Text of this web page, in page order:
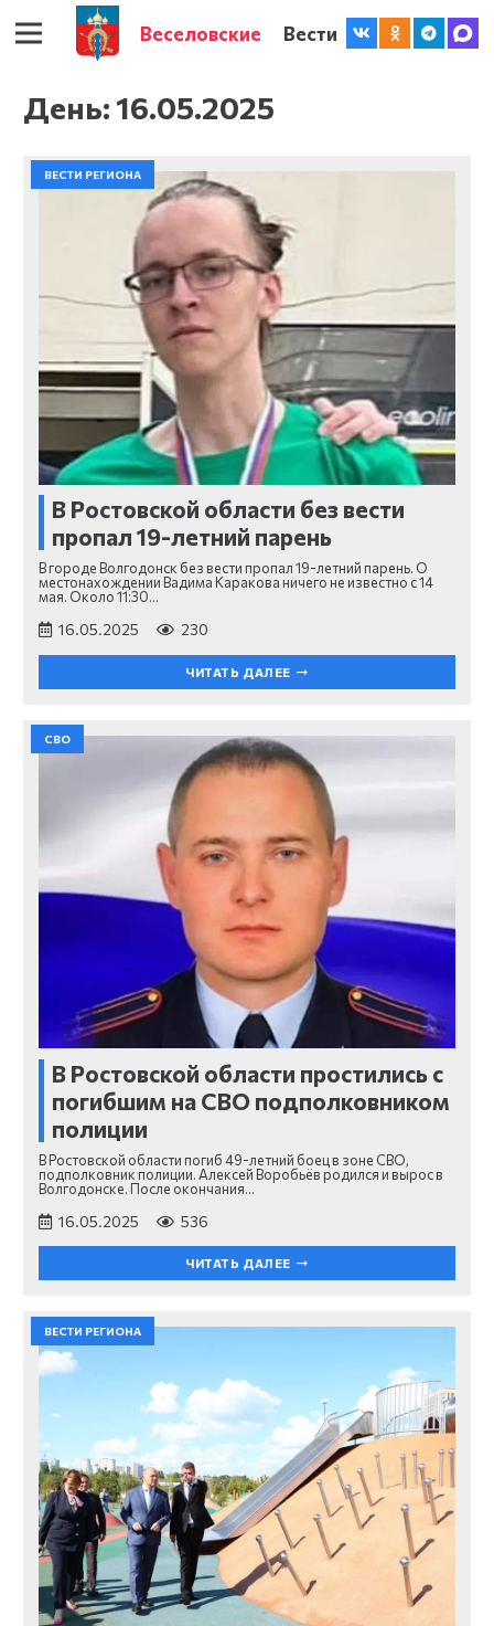
Веселовские Вести
День:16.05.2025
ВЕСТИ РЕГИОНА
В Ростовской области без вести
пропал 19-летний парень
В городе Волгодонск без вести пропал 19-летний парень. О
местонахождении Вадима Каракова ничего не известно с 14
мая. Около 11:30…
16.05.2025 230
ЧИТАТЬ ДАЛЕЕ
СВО
В Ростовской области простились с
погибшим на СВО подполковником
полиции
В Ростовской области погиб 49-летний боец в зоне СВО,
подполковник полиции. Алексей Воробьёв родился и вырос в
Волгодонске. После окончания…
16.05.2025 536
ЧИТАТЬ ДАЛЕЕ
ВЕСТИ РЕГИОНА